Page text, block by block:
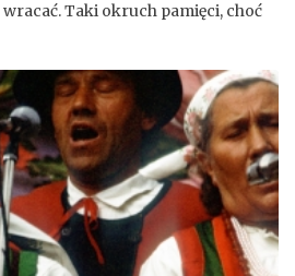
Taki okruch pamięci, choć